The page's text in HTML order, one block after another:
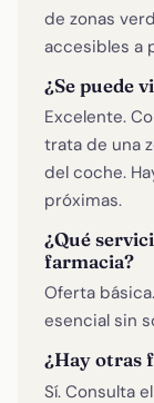
de zonas
accesibles a
¿Se puede
Excelente.
trata de una
del coche.
próximas.
¿Qué
farmacia?
Oferta
esencial sin
¿Hay otras
Sí. Consulta el